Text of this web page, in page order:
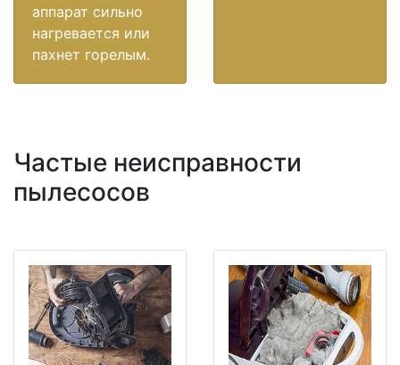
аппарат сильно
нагревается или
пахнет горелым.
Частые неисправности
пылесосов